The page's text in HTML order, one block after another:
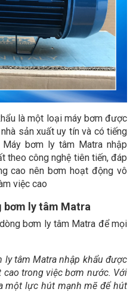
là một loại máy bơm được
sản xuất uy tín và có tiếng
bơm ly tâm Matra nhập
theo công nghệ tiên tiến, đáp
cao nên bơm hoạt động vô
việc cao
bơm ly tâm Matra
bơm ly tâm Matra để mọi
ly tâm Matra nhập khẩu được
cao trong việc bơm nước. Với
một lực hút mạnh mẽ để hút